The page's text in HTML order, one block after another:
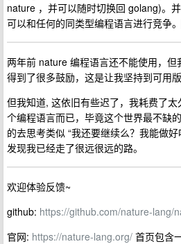
nature ，并可以随时切换回 golang)。
可以和任何的同类型编程语言进行竞争
两年前 nature 编程语言还不能使用，但
得到了很多鼓励，这是让我坚持到可用
但我知道, 这依旧有些迟了，我耗费了
个编程语言而已，毕竟这个世界最不缺
的去思考类似 “我还要继续么？我能做
发现我已经走了很远很远的路。
欢迎体验反馈~
github: https://github.com/nature-lang/
官网: https://nature-lang.org/ 首页包含